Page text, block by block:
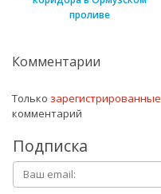
проливе
Комментарии
Только зарегистрированные
комментарий
Подписка